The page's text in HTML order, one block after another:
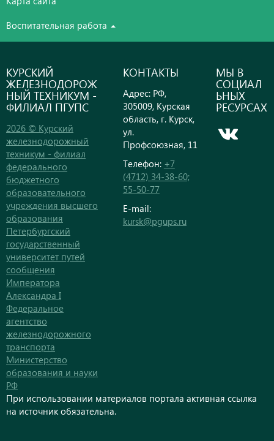
Воспитательная работа
КУРСКИЙ
ЖЕЛЕЗНОДОРОЖ
НЫЙ ТЕХНИКУМ -
ФИЛИАЛ ПГУПС
2026 © Курский
железнодорожный
техникум - филиал
федерального
бюджетного
образовательного
учреждения высшего
образования
Петербургский
государственный
университет путей
сообщения
Императора
Александра I
Федеральное
агентство
железнодорожного
транспорта
Министерство
образования и науки
РФ
КОНТАКТЫ
Адрес: РФ,
305009, Курская
область, г. Курск,
ул.
Профсоюзная, 11
Телефон: +7
(4712) 34-38-60;
55-50-77
E-mail:
kursk@pgups.ru
МЫ В
СОЦИАЛ
ЬНЫХ
РЕСУРСАХ
При использовании материалов портала активная ссылка
на источник обязательна.